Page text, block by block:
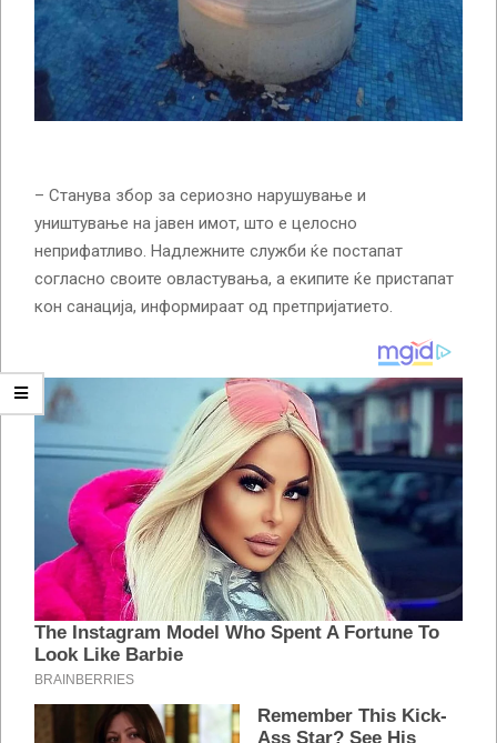
– Станува збор за сериозно нарушување и
уништување на јавен имот, што е целосно
неприфатливо. Надлежните служби ќе постапат
согласно своите овластувања, а екипите ќе пристапат
кон санација, информираат од претпријатието.